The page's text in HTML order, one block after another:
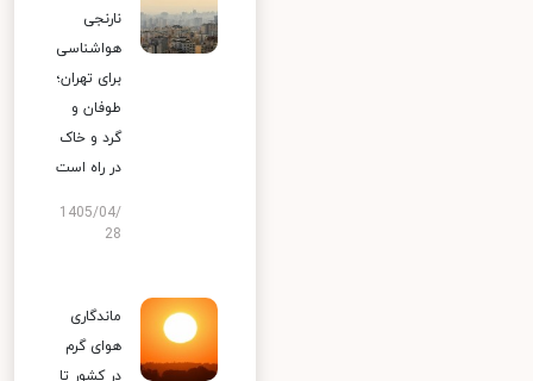
نارنجی
هواشناسی
برای تهران؛
طوفان و
گرد و خاک
در راه است
1405/04/
28
ماندگاری
هوای گرم
در کشور تا